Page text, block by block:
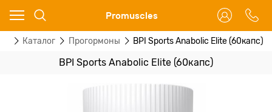
Promuscles
Каталог Прогормоны BPI Sports Anabolic Elite (60капс)
BPI Sports Anabolic Elite (60капс)
Ваш город - Москва,
угадали?
ДА НЕТ